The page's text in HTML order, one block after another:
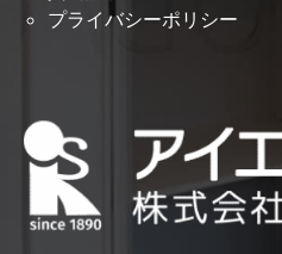
プライバシーポリシー